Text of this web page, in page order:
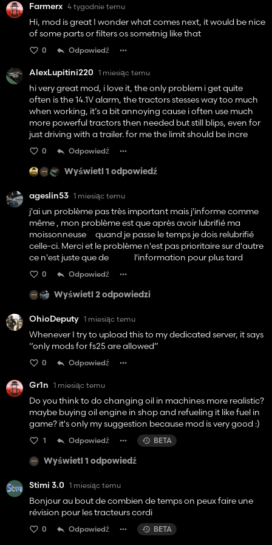
Farmerx 4 tygodnie temu
Hi, mod is great I wonder what comes next, it would be nice
of some parts or filters os sometnig like that
0 Odpowiedź
AlexLupitini220 1 miesiąc temu
hi very great mod, i love it, the only problem i get quite
often is the 14.1V alarm, the tractors stesses way too much
when working, it’s a bit annoying cause i often use much
more powerful tractors then needed but still blips, even for
just driving with a trailer. for me the limit should be incre
0 Odpowiedź
Wyświetl 1 odpowiedź
ageslin53 1 miesiąc temu
j'ai un problème pas très important mais j'informe comme
même , mon problème est que après avoir lubrifié ma
moissonneuse quand je passe le temps je dois relubrifié
celle-ci. Merci et le problème n'est pas prioritaire sur d'autre
ce n'est juste que de l'information pour plus tard
0 Odpowiedź
Wyświetl 2 odpowiedzi
OhioDeputy 1 miesiąc temu
Whenever I try to upload this to my dedicated server, it says
“only mods for fs25 are allowed”
0 Odpowiedź
Gr1n 1 miesiąc temu
Do you think to do changing oil in machines more realistic?
maybe buying oil engine in shop and refueling it like fuel in
game? it's only my suggestion because mod is very good :)
1 Odpowiedź BETA
Wyświetl 1 odpowiedź
Stimi 3.0 1 miesiąc temu
Bonjour au bout de combien de temps on peux faire une
révision pour les tracteurs cordi
0 Odpowiedź BETA